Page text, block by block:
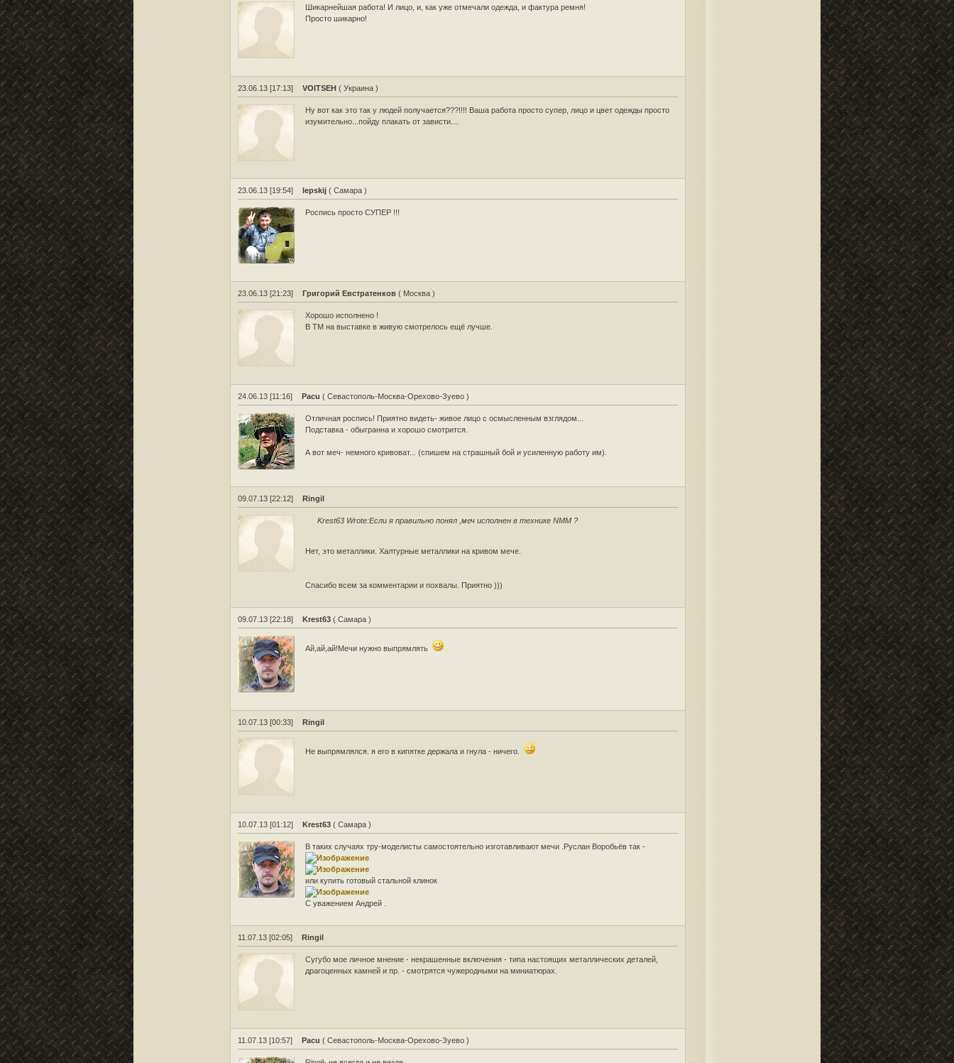
Шикарнейшая работа! И лицо, и, как уже отмечали одежда, и фактура ремня!
Просто шикарно!
23.06.13 [17:13] VOITSEH ( Украина )
Ну вот как это так у людей получается???!!!! Ваша работа просто супер, лицо и цвет одежды просто
изумительно...пойду плакать от зависти....
23.06.13 [19:54] lepskij ( Самара )
Роспись просто СУПЕР !!!
23.06.13 [21:23] Григорий Евстратенков ( Москва )
Хорошо исполнено !
В ТМ на выставке в живую смотрелось ещё лучше.
24.06.13 [11:16] Pacu ( Севастополь-Москва-Орехово-Зуево )
Отличная роспись! Приятно видеть- живое лицо с осмысленным взглядом...
Подставка - обыгранна и хорошо смотрится.
А вот меч- немного кривоват... (спишем на страшный бой и усиленную работу им).
09.07.13 [22:12] Ringil
Krest63 Wrote:Если я правильно понял ,меч исполнен в технике NMM ?
Нет, это металлики. Халтурные металлики на кривом мече.
Спасибо всем за комментарии и похвалы. Приятно )))
09.07.13 [22:18] Krest63 ( Самара )
Ай,ай,ай!Мечи нужно выпрямлять
10.07.13 [00:33] Ringil
Не выпрямлялся. я его в кипятке держала и гнула - ничего.
10.07.13 [01:12] Krest63 ( Самара )
В таких случаях тру-моделисты самостоятельно изготавливают мечи .Руслан Воробьёв так -
или купить готовый стальной клинок
С уважением Андрей .
11.07.13 [02:05] Ringil
Сугубо мое личное мнение - некрашенные включения - типа настоящих металлических деталей,
драгоценных камней и пр. - смотрятся чужеродными на миниатюрах.
11.07.13 [10:57] Pacu ( Севастополь-Москва-Орехово-Зуево )